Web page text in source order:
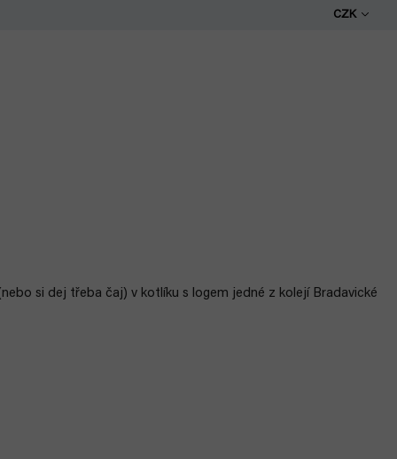
CZK
si dej třeba čaj) v kotlíku s logem jedné z kolejí Bradavické